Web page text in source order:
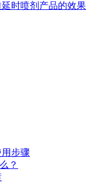
时喷剂产品的效果
步骤
？